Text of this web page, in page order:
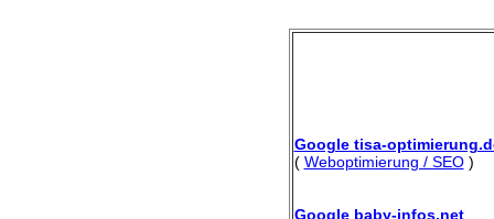
Google tisa-
( Weboptimierung / SEO)
Google baby-infos.net